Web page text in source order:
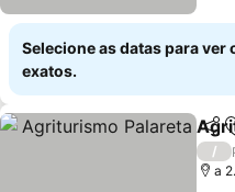
Selecione as datas para ver
exatos.
/
a